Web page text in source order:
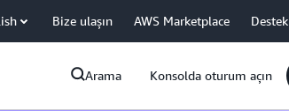
Bize ulaşın AWS Marketplace Destek
Arama Konsolda oturum açın